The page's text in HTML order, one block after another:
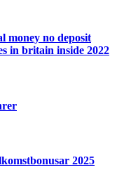
money no deposit
in britain inside 2022
2025